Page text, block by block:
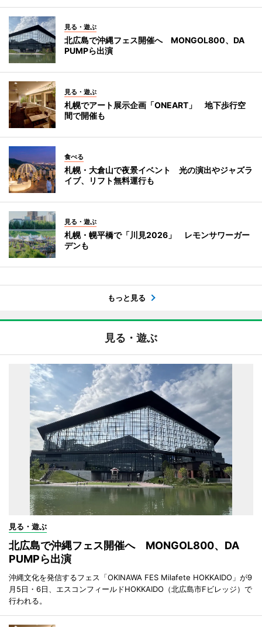
見る・遊ぶ
北広島で沖縄フェス開催へ MONGOL800、DA
PUMPら出演
見る・遊ぶ
札幌でアート展示企画「ONEART」 地下歩行空
間で開催も
食べる
札幌・大倉山で夜景イベント 光の演出やジャズラ
イブ、リフト無料運行も
見る・遊ぶ
札幌・幌平橋で「川見2026」 レモンサワーガー
デンも
もっと見る
見る・遊ぶ
見る・遊ぶ
北広島で沖縄フェス開催へ MONGOL800、DA
PUMPら出演
沖縄文化を発信するフェス「OKINAWA FES Milafete HOKKAIDO」が9
月5日・6日、エスコンフィールドHOKKAIDO（北広島市Fビレッジ）で
行われる。